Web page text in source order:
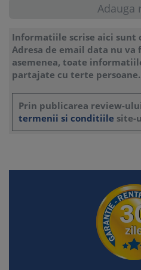
Informatiile scrise aici sunt
Adresa de email data nu
asemenea, toate
partajate cu terte persoane.
Prin publicarea review-
termenii si conditiile site-